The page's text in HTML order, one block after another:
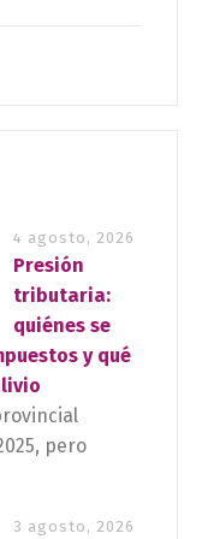
4 agosto, 2026
Presión
tributaria:
quiénes se
y qué
pero
3 agosto, 2026